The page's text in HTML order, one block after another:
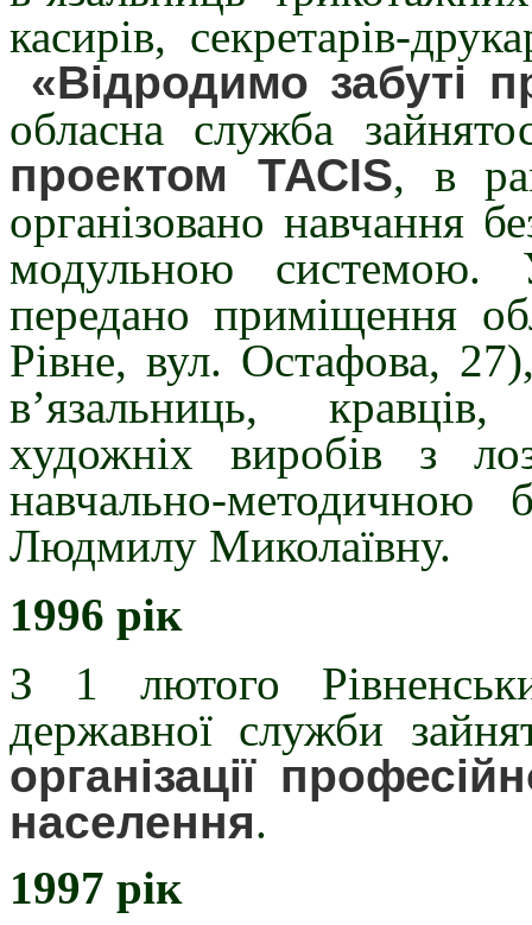
касирів, секретарів-
«Відродимо забуті
обласна служба
проектом ТАСІS, в
організовано навчання
модульною системою.
передано приміщення
Рівне, вул. Остафова,
в’язальниць,
художніх виробів з
навчально-методичною
Людмилу Миколаївну.
1996 рік
З 1 лютого
державної служби
організації
населення.
1997 рік